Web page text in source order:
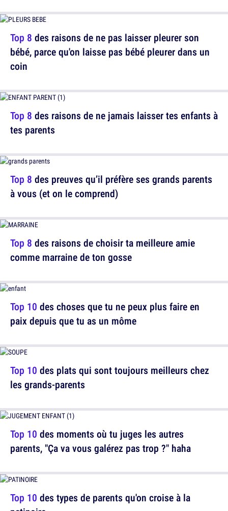
Top 8 des raisons de ne jamais laisser tes enfants à
tes parents
Top 8 des raisons de choisir ta meilleure amie
comme marraine de ton gosse
Top 10 des plats qui sont toujours meilleurs chez
les grands-parents
Top 10 des types de parents qu'on croise à la
Top 8 des raisons de ne pas laisser pleurer son
bébé, parce qu'on laisse pas bébé pleurer dans un
coin
Top 8 des preuves qu’il préfère ses grands parents
à vous (et on le comprend)
Top 10 des choses que tu ne peux plus faire en
paix depuis que tu as un môme
Top 10 des moments où tu juges les autres
parents, "Ça va vous galérez pas trop ?" haha